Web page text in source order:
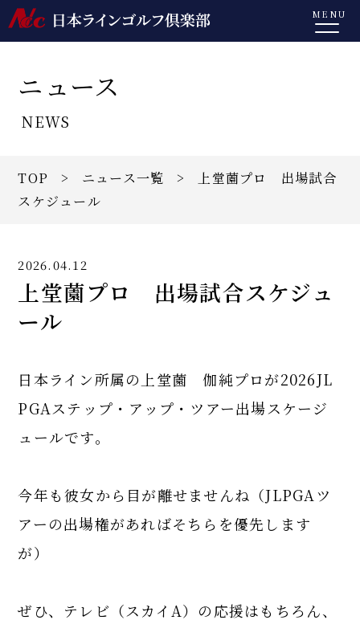
MENU
ニュース
NEWS
TOP > ニュース一覧 > 上堂薗プロ 出場試合
スケジュール
2026.04.12
上堂薗プロ 出場試合スケジュ
ール
日本ライン所属の上堂薗 伽純プロが2026JL
PGAステップ・アップ・ツアー出場スケージ
ュールです。
今年も彼女から目が離せませんね（JLPGAツ
アーの出場権があればそちらを優先します
が）
ぜひ、テレビ（スカイA）の応援はもちろん、